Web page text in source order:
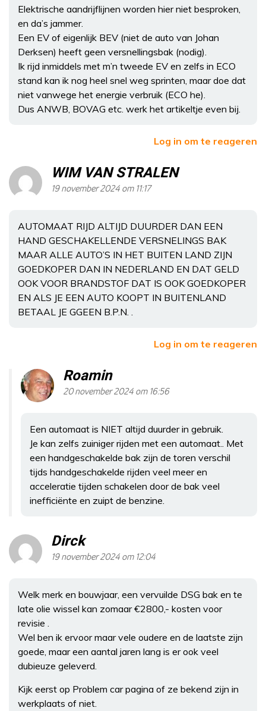
Elektrische aandrijflijnen worden hier niet besproken,
en da’s jammer.
Een EV of eigenlijk BEV (niet de auto van Johan
Derksen) heeft geen versnellingsbak (nodig).
Ik rijd inmiddels met m’n tweede EV en zelfs in ECO
stand kan ik nog heel snel weg sprinten, maar doe dat
niet vanwege het energie verbruik (ECO he).
Dus ANWB, BOVAG etc. werk het artikeltje even bij.
Log in om te reageren
WIM VAN STRALEN
19 november 2024 om 11:17
AUTOMAAT RIJD ALTIJD DUURDER DAN EEN
HAND GESCHAKELLENDE VERSNELINGS BAK
MAAR ALLE AUTO’S IN HET BUITEN LAND ZIJN
GOEDKOPER DAN IN NEDERLAND EN DAT GELD
OOK VOOR BRANDSTOF DAT IS OOK GOEDKOPER
EN ALS JE EEN AUTO KOOPT IN BUITENLAND
BETAAL JE GGEEN B.P.N. .
Log in om te reageren
Roamin
20 november 2024 om 16:56
Een automaat is NIET altijd duurder in gebruik.
Je kan zelfs zuiniger rijden met een automaat.. Met
een handgeschakelde bak zijn de toren verschil
tijds handgeschakelde rijden veel meer en
acceleratie tijden schakelen door de bak veel
inefficiënte en zuipt de benzine.
Dirck
19 november 2024 om 12:04
Welk merk en bouwjaar, een vervuilde DSG bak en te
late olie wissel kan zomaar €2800,- kosten voor
revisie .
Wel ben ik ervoor maar vele oudere en de laatste zijn
goede, maar een aantal jaren lang is er ook veel
dubieuze geleverd.
Kijk eerst op Problem car pagina of ze bekend zijn in
werkplaats of niet.